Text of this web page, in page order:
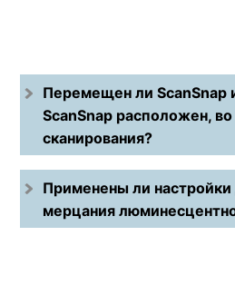
Перемещен ли ScanSnap
ScanSnap расположен,
сканирования?
Применены ли
мерцания